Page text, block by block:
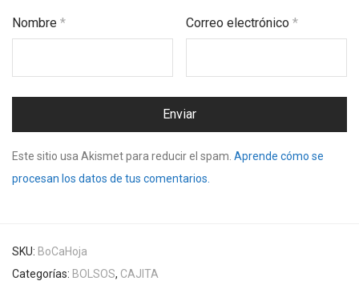
Nombre * Correo electrónico*
Este sitio usa Akismet para reducir el spam. Aprende cómo se
procesan los datos de tus comentarios.
SKU: BoCaHoja
Categorías: BOLSOS, CAJITA